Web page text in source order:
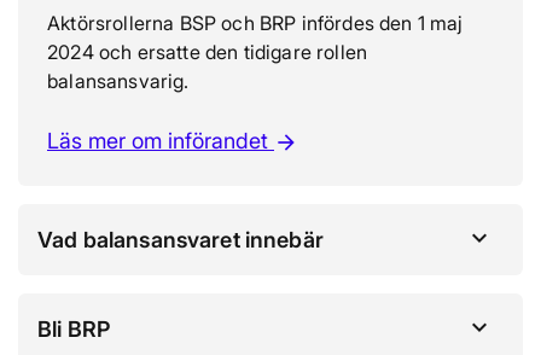
Aktörsrollerna BSP och BRP infördes den 1 maj
2024 och ersatte den tidigare rollen
balansansvarig.
Läs mer om införandet arrow_forward
Vad balansansvaret innebär
Bli BRP